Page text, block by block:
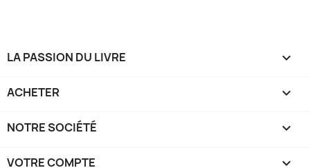
LA PASSION DU LIVRE 
ACHETER 
NOTRE SOCIÉTÉ 
VOTRE COMPTE 